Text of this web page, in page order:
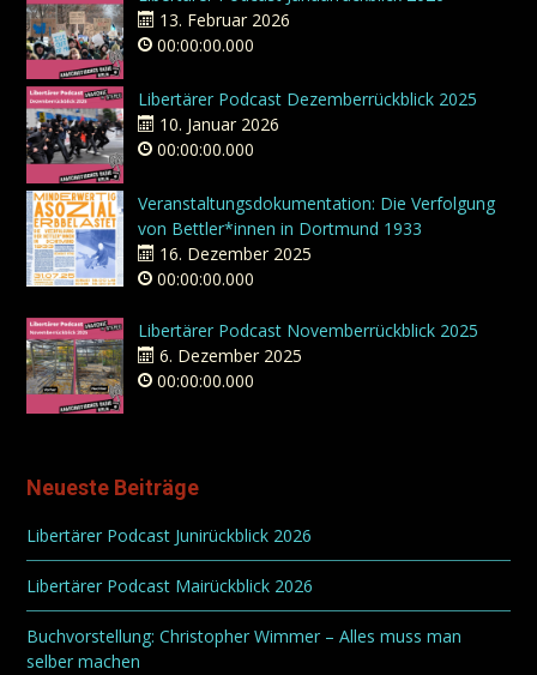
13. Februar 2026
00:00:00.000
Libertärer Podcast Dezemberrückblick 2025
10. Januar 2026
00:00:00.000
Veranstaltungsdokumentation: Die Verfolgung
von Bettler*innen in Dortmund 1933
16. Dezember 2025
00:00:00.000
Libertärer Podcast Novemberrückblick 2025
6. Dezember 2025
00:00:00.000
Neueste Beiträge
Libertärer Podcast Junirückblick 2026
Libertärer Podcast Mairückblick 2026
Buchvorstellung: Christopher Wimmer – Alles muss man
selber machen